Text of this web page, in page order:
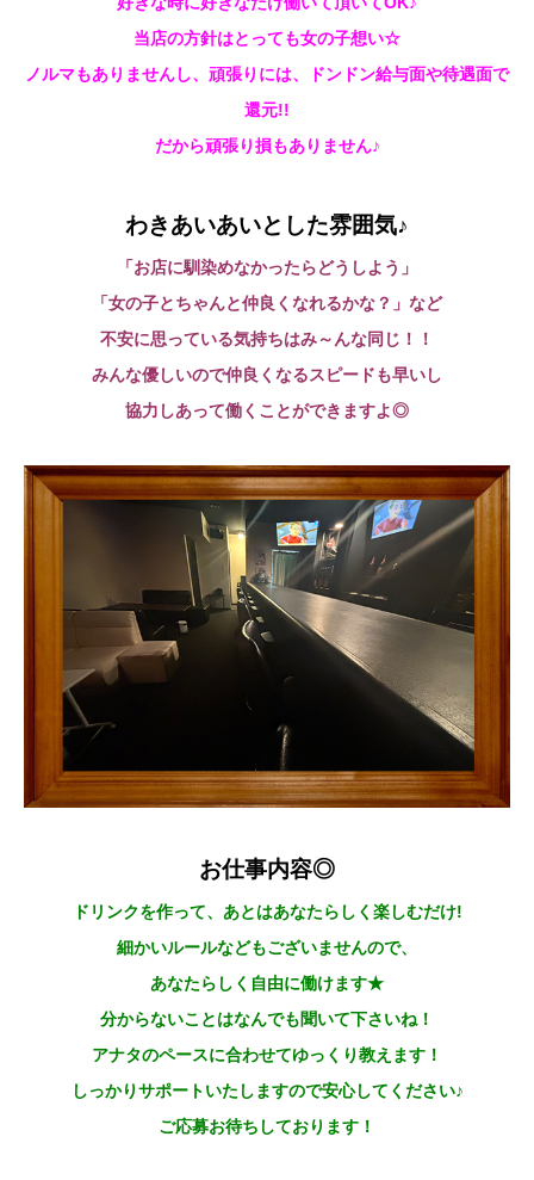
当店の方針はとっても女の子想い☆
ノルマもありませんし、頑張りには、ドンドン給与面や待遇面で
還元!!
だから頑張り損もありません♪
わきあいあいとした雰囲気♪
「お店に馴染めなかったらどうしよう」
「女の子とちゃんと仲良くなれるかな？」など
不安に思っている気持ちはみ～んな同じ！！
みんな優しいので仲良くなるスピードも早いし
協力しあって働くことができますよ◎
お仕事内容◎
ドリンクを作って、あとはあなたらしく楽しむだけ!
細かいルールなどもございませんので、
あなたらしく自由に働けます★
分からないことはなんでも聞いて下さいね！
アナタのペースに合わせてゆっくり教えます！
しっかりサポートいたしますので安心してください♪
ご応募お待ちしております！